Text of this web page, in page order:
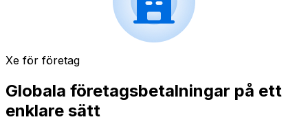
Xe för företag
Globala företagsbetalningar på ett
enklare sätt